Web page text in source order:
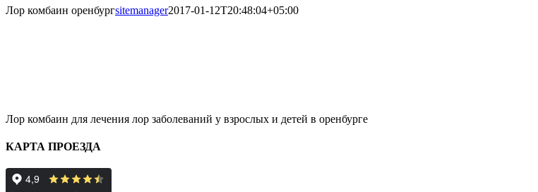
Лор комбаин оренбургsitemanager2017-01-12T20:48:04+05:00
Лор комбаин для лечения лор заболеваний у взрослых и детей в оренбурге
КАРТА ПРОЕЗДА